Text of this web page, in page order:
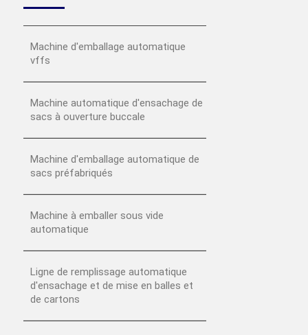
Machine d'emballage automatique
vffs
Machine automatique d'ensachage de
sacs à ouverture buccale
Machine d'emballage automatique de
sacs préfabriqués
Machine à emballer sous vide
automatique
Ligne de remplissage automatique
d'ensachage et de mise en balles et
de cartons